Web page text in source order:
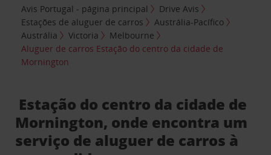
Avis Portugal - página principal
Drive Avis
Estações de aluguer de carros
Austrália-Pacífico
Austrália
Victoria
Melbourne
Aluguer de carros Estação do centro da cidade de
Mornington
Estação do centro da cidade de
Mornington, onde encontra um
serviço de aluguer de carros à